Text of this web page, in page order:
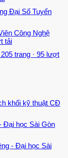
Đại Số Tuyến
Công Nghệ
tải
205 trang · 95 lượt
khối kỹ thuật CĐ
Đại học Sài Gòn
- Đại học Sài